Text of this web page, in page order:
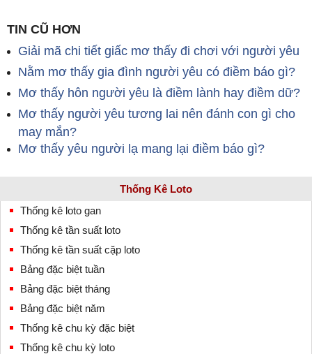
TIN CŨ HƠN
Giải mã chi tiết giấc mơ thấy đi chơi với người yêu
Nằm mơ thấy gia đình người yêu có điềm báo gì?
Mơ thấy hôn người yêu là điềm lành hay điềm dữ?
Mơ thấy người yêu tương lai nên đánh con gì cho
may mắn?
Mơ thấy yêu người lạ mang lại điềm báo gì?
Thống Kê Loto
Thống kê loto gan
Thống kê tần suất loto
Thống kê tần suất cặp loto
Bảng đặc biệt tuần
Bảng đặc biệt tháng
Bảng đặc biệt năm
Thống kê chu kỳ đặc biệt
Thống kê chu kỳ loto